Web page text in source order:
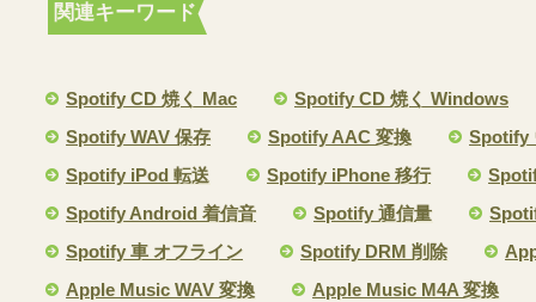
関連キーワード
Spotify CD 焼く Mac
Spotify CD 焼く Windows
Spotify WAV 保存
Spotify AAC 変換
Spotify
Spotify iPod 転送
Spotify iPhone 移行
Spotify Android 着信音
Spotify 通信量
Spotify 車 オフライン
Spotify DRM 削除
Apple Music WAV 変換
Apple Music M4A 変換